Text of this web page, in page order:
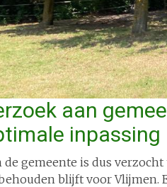
aan
inpassing
de gemeente is dus
blijft voor Vlijmen.